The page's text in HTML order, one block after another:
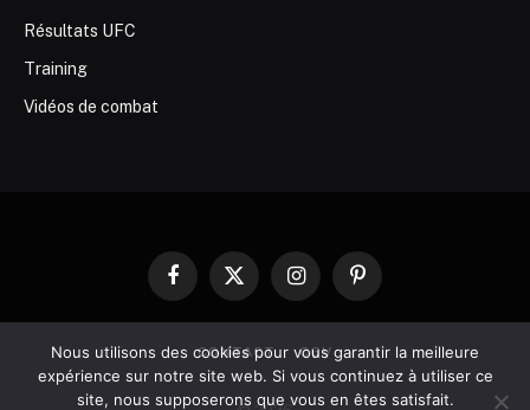
Résultats UFC
Training
Vidéos de combat
Facebook
X
InstagramPinterest
CONTACT CGV
Nous utilisons des cookies pour vous garantir la meilleure
expérience sur notre site web. Si vous continuez à utiliser ce
site, nous supposerons que vous en êtes satisfait.